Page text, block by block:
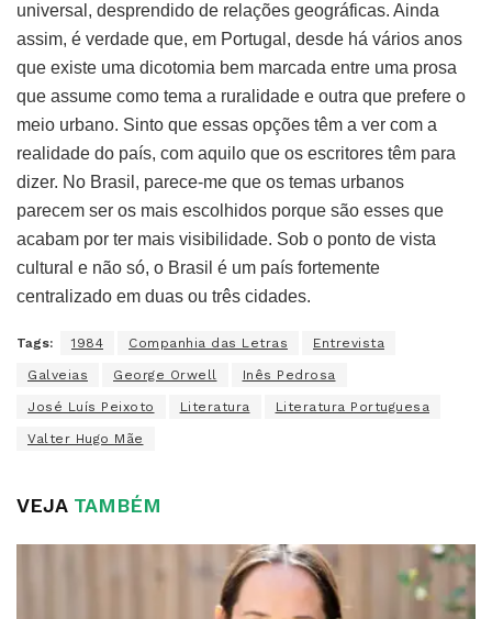
universal, desprendido de relações geográficas. Ainda
assim, é verdade que, em Portugal, desde há vários anos
que existe uma dicotomia bem marcada entre uma prosa
que assume como tema a ruralidade e outra que prefere o
meio urbano. Sinto que essas opções têm a ver com a
realidade do país, com aquilo que os escritores têm para
dizer. No Brasil, parece-me que os temas urbanos
parecem ser os mais escolhidos porque são esses que
acabam por ter mais visibilidade. Sob o ponto de vista
cultural e não só, o Brasil é um país fortemente
centralizado em duas ou três cidades.
Tags: 1984 Companhia das Letras Entrevista
Galveias George Orwell Inês Pedrosa
José Luís Peixoto Literatura Literatura Portuguesa
Valter Hugo Mãe
VEJATAMBÉM